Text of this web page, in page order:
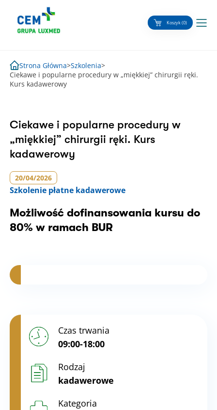
content
Koszyk (0)
Strona Główna>Szkolenia>
Ciekawe i popularne procedury w „miękkiej” chirurgii ręki.
Kurs kadawerowy
Ciekawe i popularne procedury w
„miękkiej” chirurgii ręki. Kurs
kadawerowy
20/04/2026
Szkolenie płatne kadawerowe
Możliwość dofinansowania kursu do
80% w ramach BUR
Czas trwania
09:00-18:00
Rodzaj
kadawerowe
Kategoria